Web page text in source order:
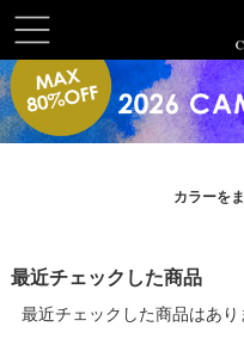
t
o
g
l
v
i
g
カラーを
最近チェックした商品
最近チェックした商品はあり